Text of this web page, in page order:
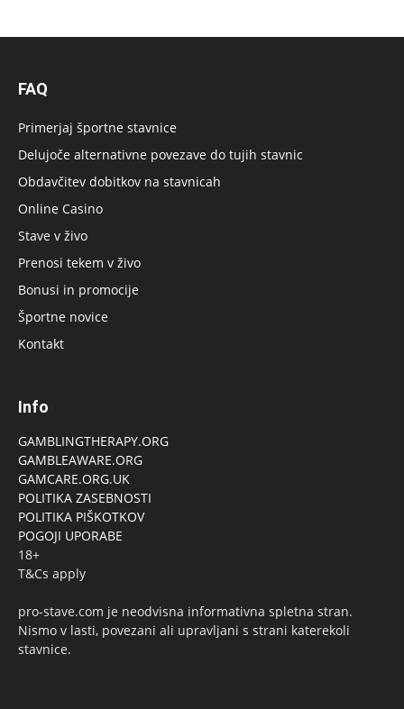
FAQ
Primerjaj športne stavnice
Delujoče alternativne povezave do tujih stavnic
Obdavčitev dobitkov na stavnicah
Online Casino
Stave v živo
Prenosi tekem v živo
Bonusi in promocije
Športne novice
Kontakt
Info
GAMBLINGTHERAPY.ORG
GAMBLEAWARE.ORG
GAMCARE.ORG.UK
POLITIKA ZASEBNOSTI
POLITIKA PIŠKOTKOV
POGOJI UPORABE
18+
T&Cs apply
pro-stave.com je neodvisna informativna spletna stran.
Nismo v lasti, povezani ali upravljani s strani katerekoli
stavnice.